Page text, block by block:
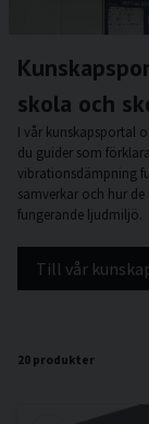
skola och
I vår kunskapsportal
du guider som
vibrationsdämpning
samverkar och hur
fungerande ljudmiljö.
Till vår
20 produkter